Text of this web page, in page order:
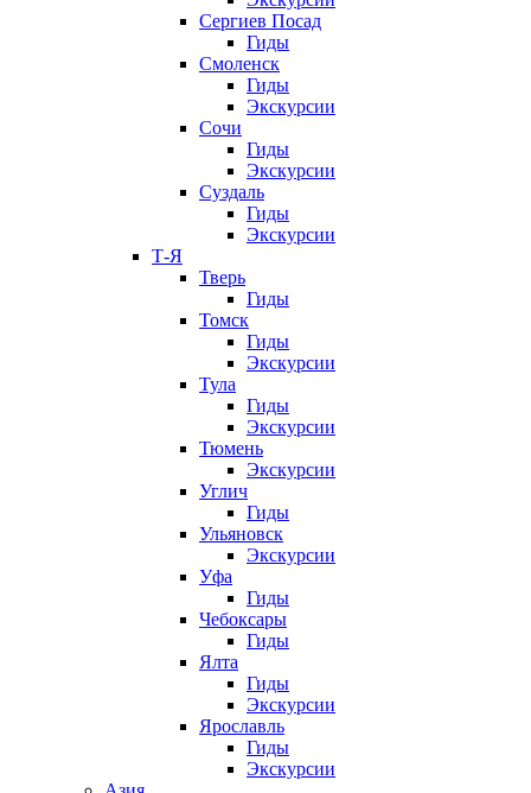
Сергиев Посад
Гиды
Смоленск
Гиды
Экскурсии
Сочи
Гиды
Экскурсии
Суздаль
Гиды
Экскурсии
Т-Я
Тверь
Гиды
Томск
Гиды
Экскурсии
Тула
Гиды
Экскурсии
Тюмень
Экскурсии
Углич
Гиды
Ульяновск
Экскурсии
Уфа
Гиды
Чебоксары
Гиды
Ялта
Гиды
Экскурсии
Ярославль
Гиды
Экскурсии